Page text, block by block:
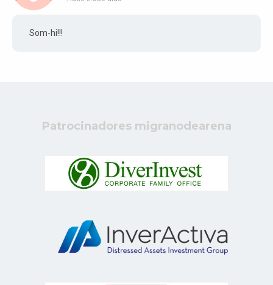
Som-hi!!!
Patrocinadores migranodearena